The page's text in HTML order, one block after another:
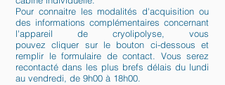
Pour connaitre les modalités d'acquisition ou
des informations complémentaires concernant
l'appareil de cryolipolyse, vous
pouvez cliquer sur le bouton ci-dessous et
remplir le formulaire de contact. Vous serez
recontacté dans les plus brefs délais du lundi
au vendredi, de 9h00 à 18h00.